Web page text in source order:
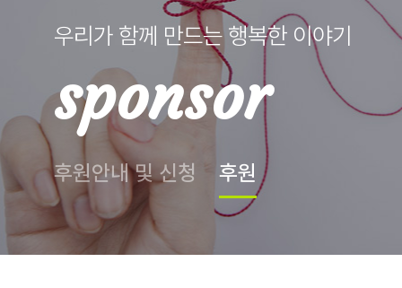
우리가 함께 만드는 행복한 이야기
sponsor
후원안내 및 신청 후원